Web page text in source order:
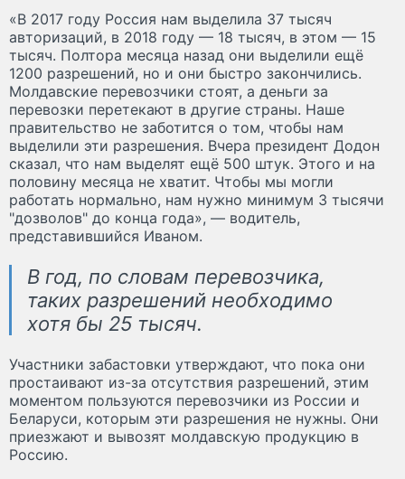
«В 2017 году Россия нам выделила 37 тысяч
авторизаций, в 2018 году — 18 тысяч, в этом — 15
тысяч. Полтора месяца назад они выделили ещё
1200 разрешений, но и они быстро закончились.
Молдавские перевозчики стоят, а деньги за
перевозки перетекают в другие страны. Наше
правительство не заботится о том, чтобы нам
выделили эти разрешения. Вчера президент Додон
сказал, что нам выделят ещё 500 штук. Этого и на
половину месяца не хватит. Чтобы мы могли
работать нормально, нам нужно минимум 3 тысячи
"дозволов" до конца года», — водитель,
представившийся Иваном.
В год, по словам перевозчика,
таких разрешений необходимо
хотя бы 25 тысяч.
Участники забастовки утверждают, что пока они
простаивают из-за отсутствия разрешений, этим
моментом пользуются перевозчики из России и
Беларуси, которым эти разрешения не нужны. Они
приезжают и вывозят молдавскую продукцию в
Россию.